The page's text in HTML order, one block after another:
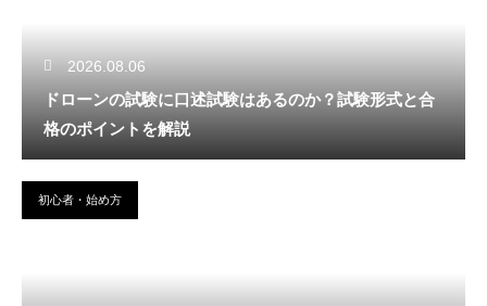
2026.08.06
ドローンの試験に口述試験はあるのか？試験形式と合
格のポイントを解説
初心者・始め方